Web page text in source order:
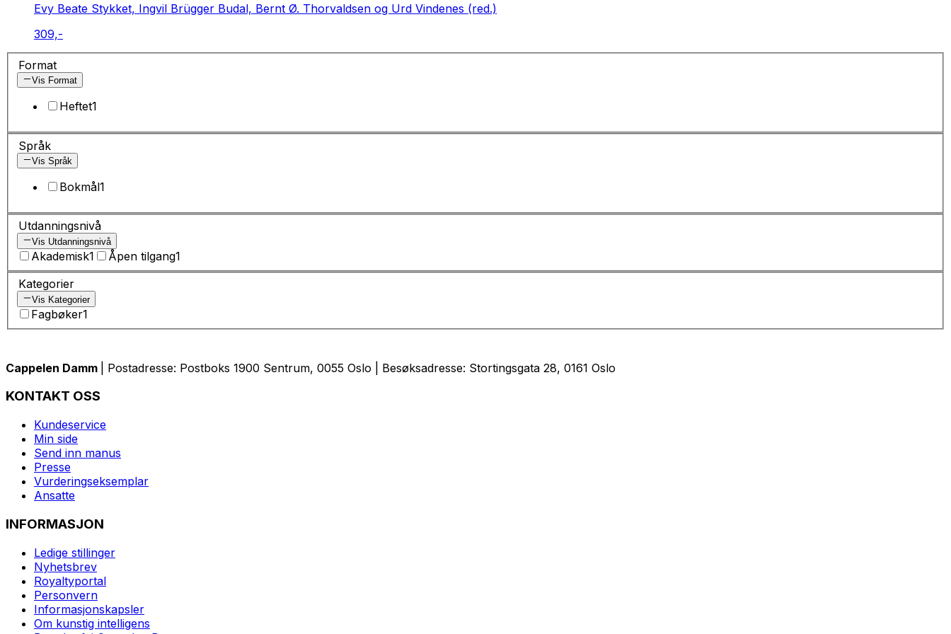
Evy Beate Stykket, Ingvil Brügger Budal, Bernt Ø. Thorvaldsen og Urd Vindenes (red.)
309,-
Format
Vis Format
Heftet1
Språk
Vis Språk
Bokmål1
Utdanningsnivå
Vis Utdanningsnivå
Akademisk1 Åpen tilgang1
Kategorier
Vis Kategorier
Fagbøker1
Cappelen Damm | Postadresse: Postboks 1900 Sentrum, 0055 Oslo | Besøksadresse: Stortingsgata 28, 0161 Oslo
KONTAKT OSS
Kundeservice
Min side
Send inn manus
Presse
Vurderingseksemplar
Ansatte
INFORMASJON
Ledige stillinger
Nyhetsbrev
Royaltyportal
Personvern
Informasjonskapsler
Om kunstig intelligens